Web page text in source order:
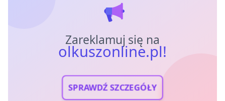
Zareklamuj się na
olkuszonline.pl!
SPRAWDŹ SZCZEGÓŁY